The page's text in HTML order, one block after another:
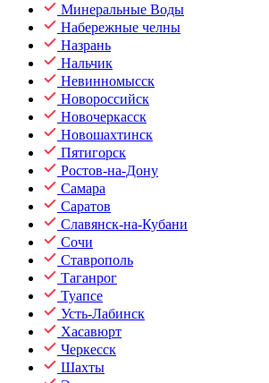
Минеральные Воды
Набережные челны
Назрань
Нальчик
Невинномысск
Новороссийск
Новочеркасск
Новошахтинск
Пятигорск
Ростов-на-Дону
Самара
Саратов
Славянск-на-Кубани
Сочи
Ставрополь
Таганрог
Туапсе
Усть-Лабинск
Хасавюрт
Черкесск
Шахты